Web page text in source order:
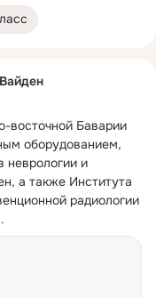
восточной Баварии
оборудованием,
неврологии и
а также Института
радиологии